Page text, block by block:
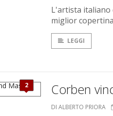
L'artista italiano
miglior
LEGGI
2 Corben
DI ALBERTO PRIORA